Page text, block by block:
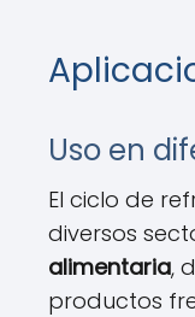
Uso en
El ciclo de
diversos
alimentaria,
productos